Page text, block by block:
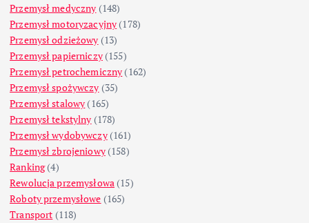
Przemysł medyczny (148)
Przemysł motoryzacyjny (178)
Przemysł odzieżowy (13)
Przemysł papierniczy(155)
Przemysł petrochemiczny (162)
Przemysł spożywczy (35)
Przemysł stalowy (165)
Przemysł tekstylny (178)
Przemysł wydobywczy(161)
Przemysł zbrojeniowy(158)
Ranking(4)
Rewolucja przemysłowa (15)
Roboty przemysłowe (165)
Transport (118)